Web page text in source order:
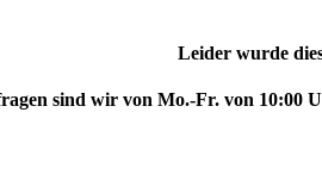
Leider wurde
sind wir von Mo.-Fr. von 10:00